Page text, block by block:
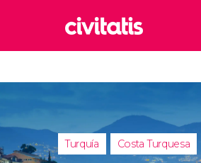
Turquía Costa Turquesa